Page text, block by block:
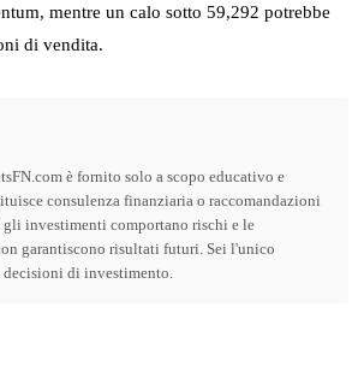
mentre un calo sotto 59,292 potrebbe
di vendita.
è fornito solo a scopo educativo e
consulenza finanziaria o raccomandazioni
investimenti comportano rischi e le
garantiscono risultati futuri. Sei l'unico
di investimento.